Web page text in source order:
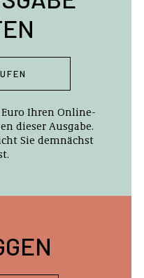
Ihren Online-
dieser Ausgabe.
Sie demnächst